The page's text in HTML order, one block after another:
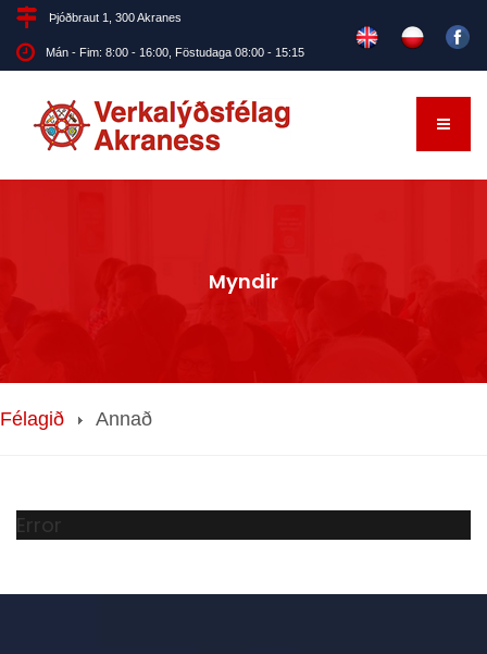
Þjóðbraut 1, 300 Akranes
Mán - Fim: 8:00 - 16:00, Föstudaga 08:00 - 15:15
Myndir
Félagið Annað
Error